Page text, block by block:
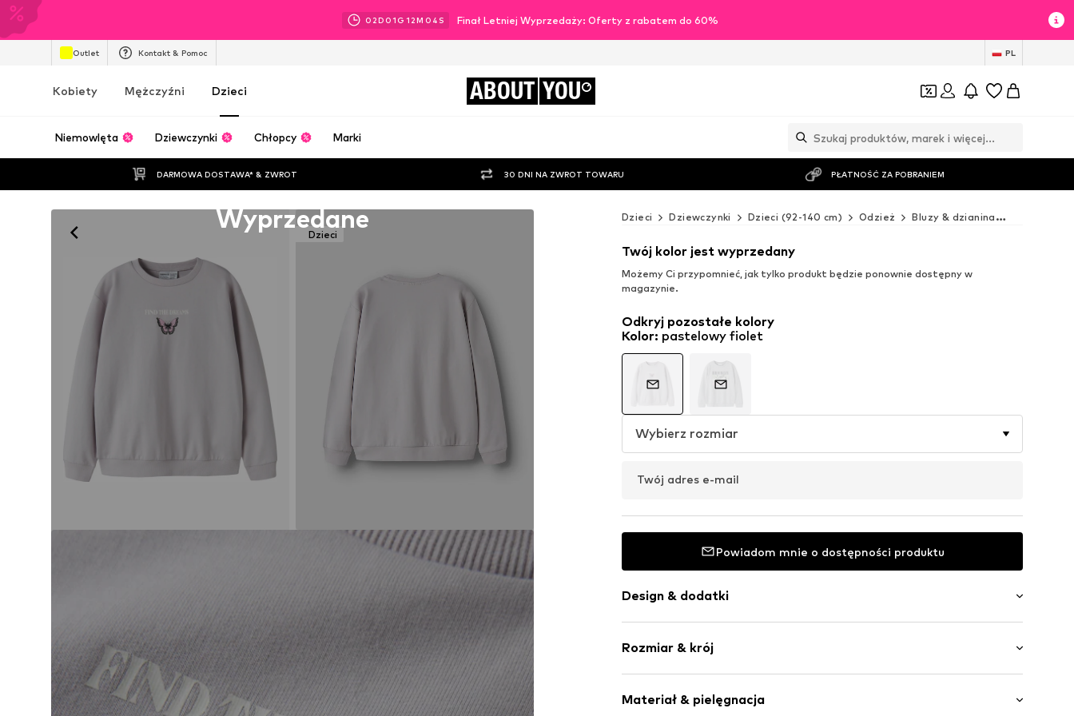
02D 01 G 12M 02 S Finał Letniej Wyprzedaży: Oferty z rabatem do 60%
Outlet Kontakt & Pomoc PL
Kobiety Mężczyźni Dzieci ABOUT YOU
Niemowlęta Dziewczynki Chłopcy Marki
DARMOWA DOSTAWA* & ZWROT 30 DNI NA ZWROT TOWARU PŁATNOŚĆ ZA POBRANIEM
Dzieci
Wyprzedane Dzieci Dziewczynki Dzieci (92-140 cm) Odzież Bluzy & dzianina
Twój kolor jest wyprzedany
Możemy Ci przypomnieć, jak tylko produkt będzie ponownie dostępny w
magazynie.
Odkryj pozostałe kolory
Kolor: pastelowy fiolet
Wybierz rozmiar
Twój adres e-mail
Powiadom mnie o dostępności produktu
Design & dodatki
Dres
Okrągły dekolt
Kołnierz ze ściągaczem
Rozmiar & krój
Długość: Długość normalna
Materiał & pielęgnacja